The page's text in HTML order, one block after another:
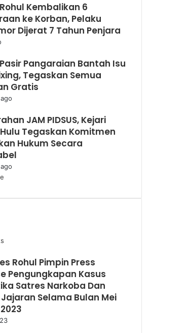
Kembalikan 6
ke Korban, Pelaku
Dijerat 7 Tahun Penjara
Pangaraian Bantah Isu
Tegaskan Semua
Gratis
JAM PIDSUS, Kejari
Tegaskan Komitmen
Hukum Secara
Rohul Pimpin Press
Pengungkapan Kasus
Satres Narkoba Dan
Selama Bulan Mei